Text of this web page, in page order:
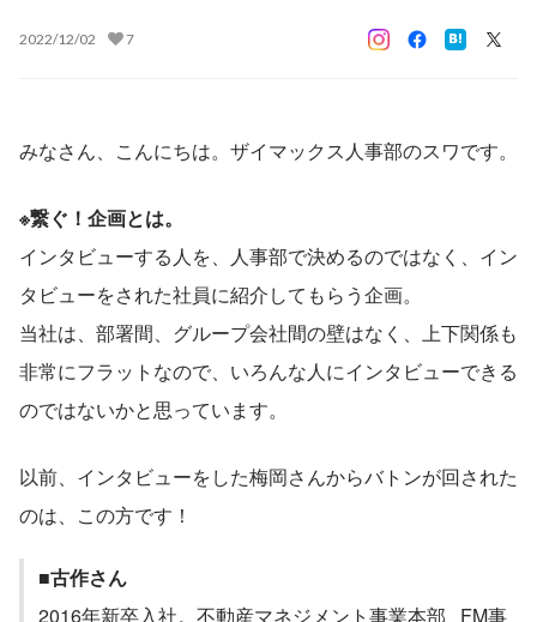
2022/12/02 7
みなさん、こんにちは。ザイマックス人事部のスワです。
※繋ぐ！企画とは。
インタビューする人を、人事部で決めるのではなく、イン
タビューをされた社員に紹介してもらう企画。
当社は、部署間、グループ会社間の壁はなく、上下関係も
非常にフラットなので、いろんな人にインタビューできる
のではないかと思っています。
以前、インタビューをした梅岡さんからバトンが回された
のは、この方です！
■古作さん
2016年新卒入社。不動産マネジメント事業本部	FM事